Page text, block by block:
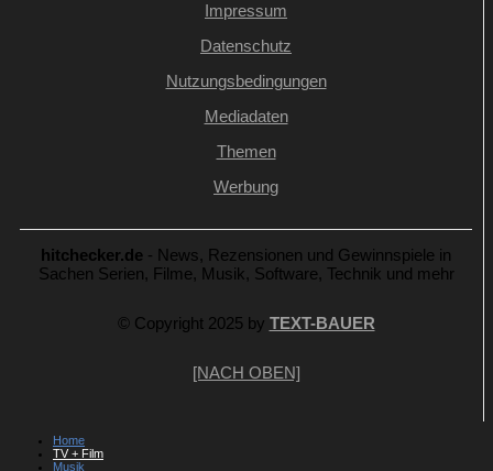
Impressum
Datenschutz
Nutzungsbedingungen
Mediadaten
Themen
Werbung
hitchecker.de - News, Rezensionen und Gewinnspiele in
Sachen Serien, Filme, Musik, Software, Technik und mehr
© Copyright 2025 by TEXT-BAUER
[NACH OBEN]
Home
TV + Film
Musik